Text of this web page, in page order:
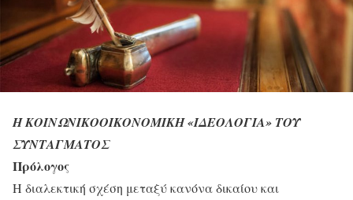
Η ΚΟΙΝΩΝΙΚΟΟΙΚΟΝΟΜΙΚΗ «ΙΔΕΟΛΟΓΙΑ» ΤΟΥ
ΣΥΝΤΑΓΜΑΤΟΣ
Πρόλογος
Η διαλεκτική σχέση μεταξύ κανόνα δικαίου και